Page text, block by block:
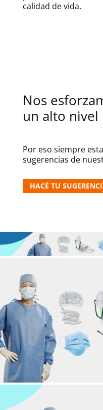
calidad de vida.
Nos
un alto nivel
Por eso siempre
sugerencias de
HACÉ TU